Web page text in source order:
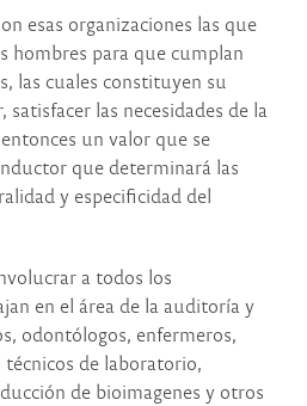
esas organizaciones las que
hombres para que cumplan
las cuales constituyen su
las necesidades de la
un valor que se
que determinará las
y especificidad del
a todos los
en el área de la auditoría y
odontólogos, enfermeros,
de laboratorio,
de bioimagenes y otros